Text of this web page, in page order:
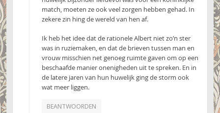
match, moeten ze ook veel zorgen hebben gehad. In
zekere zin hing de wereld van hen af.
Ik heb het idee dat de rationele Albert niet zo’n ster
was in ruziemaken, en dat de brieven tussen man en
vrouw misschien net genoeg ruimte gaven om op een
beschaafde manier onenigheden uit te spreken. En in
de latere jaren van hun huwelijk ging de storm ook
wat meer liggen.
BEANTWOORDEN